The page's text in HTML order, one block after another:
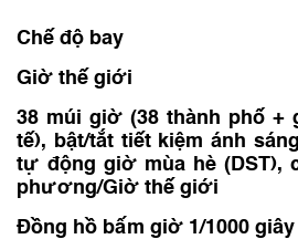
Chế độ bay
Giờ thế giới
38 múi giờ (38 thành phố +
tế), bật/tắt tiết kiệm ánh
tự động giờ mùa hè (DST),
phương/Giờ thế giới
Đồng hồ bấm giờ 1/1000 giây